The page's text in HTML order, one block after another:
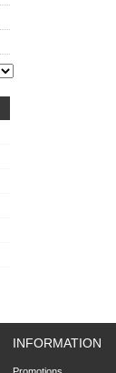
INFORMATION
Promotions